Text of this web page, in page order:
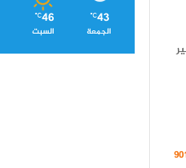
43
℃
الجمعة
46
℃
السبت